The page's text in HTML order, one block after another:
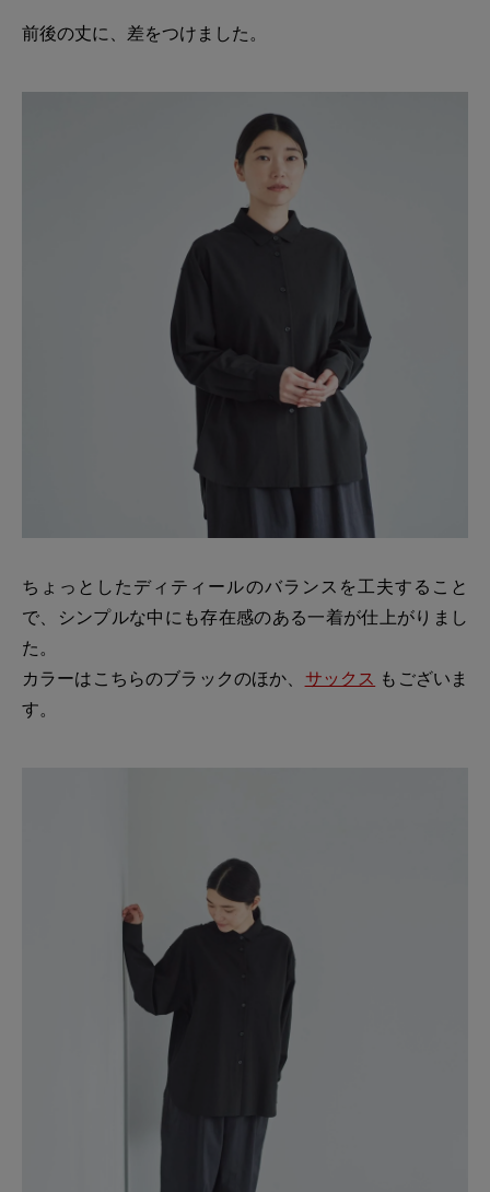
前後の丈に、差をつけました。
ちょっとしたディティールのバランスを工夫すること
で、シンプルな中にも存在感のある一着が仕上がりまし
た。
カラーはこちらのブラックのほか、 サックス もございま
す。